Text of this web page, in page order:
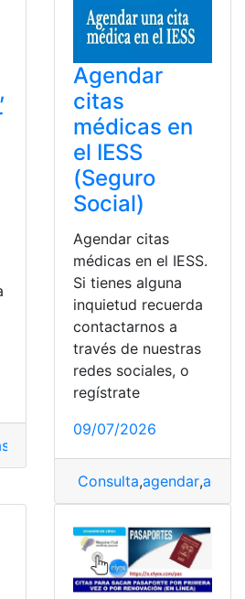
Agendar
citas
médicas en
el IESS
(Seguro
Social)
Agendar citas
médicas en el IESS.
Si tienes alguna
inquietud recuerda
contactarnos a
través de nuestras
redes sociales, o
regístrate
09/07/2026
Consulta,agendar,